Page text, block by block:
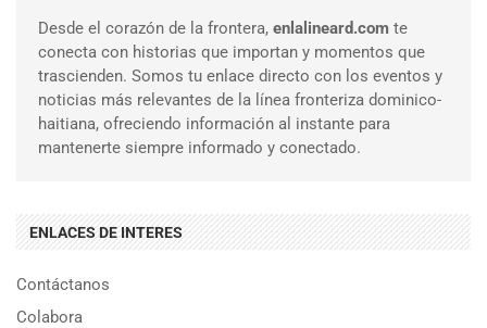
Desde el corazón de la frontera, enlalineard.com te
conecta con historias que importan y momentos que
trascienden. Somos tu enlace directo con los eventos y
noticias más relevantes de la línea fronteriza dominico-
haitiana, ofreciendo información al instante para
mantenerte siempre informado y conectado.
ENLACES DE INTERES
Contáctanos
Colabora